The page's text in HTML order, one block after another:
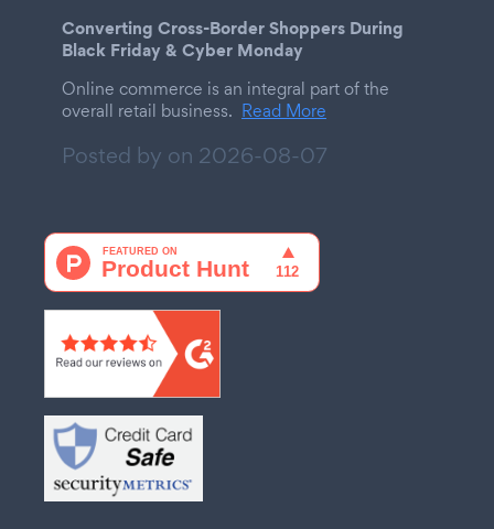
Converting Cross-Border Shoppers During
Black Friday & Cyber Monday
Online commerce is an integral part of the
overall retail business. Read More
Posted by on 2026-08-07